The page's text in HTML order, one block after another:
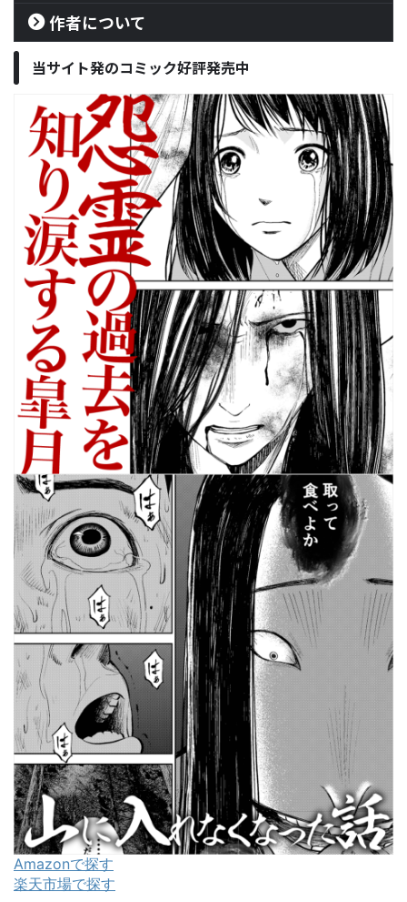
作者について
当サイト発のコミック好評発売中
Amazonで探す
楽天市場で探す